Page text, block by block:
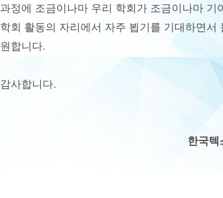
과정에 조금이나마 우리 학회가 조금이나마 기
학회 활동의 자리에서 자주 뵙기를 기대하면서
원합니다.
감사합니다.
한국텍